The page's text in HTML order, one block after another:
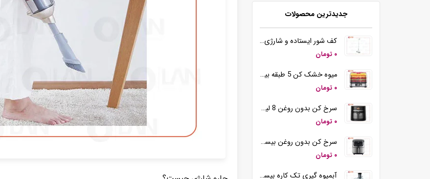
جدیدترین محصولات
کف شور ایستاده و شارژی بیسمارک مدل BM5510
۰ تومان
میوه خشک کن 5 طبقه بیسمارک مدل BM3004
۰ تومان
سرخ کن بدون روغن 8 لیتری بیسمارک مدل BM3570
۰ تومان
سرخ کن بدون روغن بیسمارک مدل BM-3558
۰ تومان
آبمیوه گیری تک کاره بیسمارک مدل BM2360